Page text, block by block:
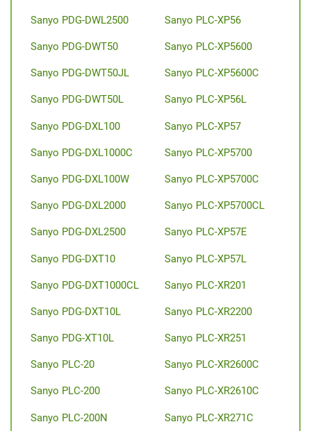
Sanyo PDG-DWL2500
Sanyo PDG-DWT50
Sanyo PDG-DWT50JL
Sanyo PDG-DWT50L
Sanyo PDG-DXL100
Sanyo PDG-DXL1000C
Sanyo PDG-DXL100W
Sanyo PDG-DXL2000
Sanyo PDG-DXL2500
Sanyo PDG-DXT10
Sanyo PDG-DXT1000CL
Sanyo PDG-DXT10L
Sanyo PDG-XT10L
Sanyo PLC-20
Sanyo PLC-200
Sanyo PLC-200N
Sanyo PLC-XP56
Sanyo PLC-XP5600
Sanyo PLC-XP5600C
Sanyo PLC-XP56L
Sanyo PLC-XP57
Sanyo PLC-XP5700
Sanyo PLC-XP5700C
Sanyo PLC-XP5700CL
Sanyo PLC-XP57E
Sanyo PLC-XP57L
Sanyo PLC-XR201
Sanyo PLC-XR2200
Sanyo PLC-XR251
Sanyo PLC-XR2600C
Sanyo PLC-XR2610C
Sanyo PLC-XR271C